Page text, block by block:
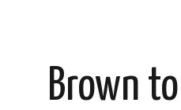
Brown